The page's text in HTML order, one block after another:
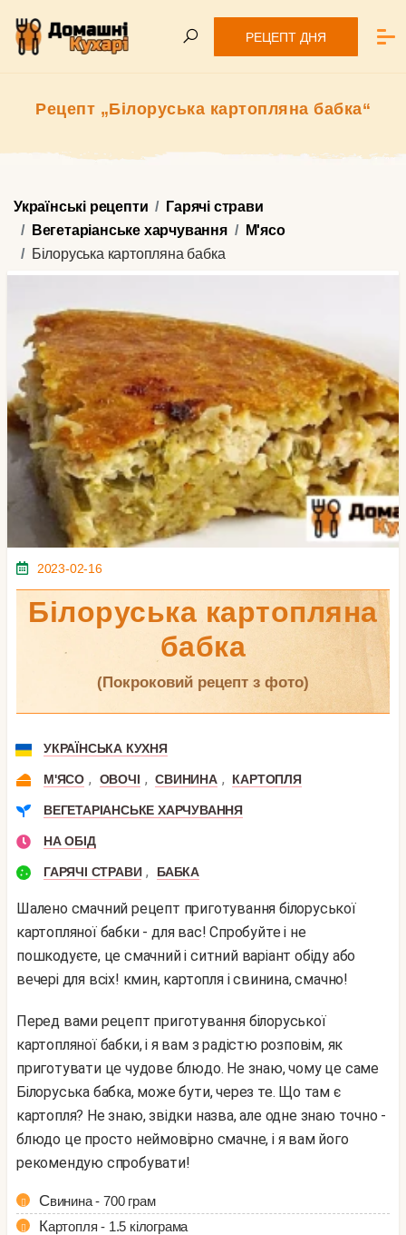
РЕЦЕПТ ДНЯ
Рецепт „Білоруська картопляна бабка“
Українські рецепти
Гарячі страви
Вегетаріанське харчування
М'ясо
Білоруська картопляна бабка
2023-02-16
Білоруська картопляна
бабка
(покроковий рецепт з фото)
УКРАЇНСЬКА КУХНЯ
М'ЯСО , ОВОЧІ , СВИНИНА , КАРТОПЛЯ
ВЕГЕТАРІАНСЬКЕ ХАРЧУВАННЯ
НА ОБІД
ГАРЯЧІ СТРАВИ , БАБКА
Шалено смачний рецепт приготування білоруської
картопляної бабки - для вас! Спробуйте і не
пошкодуєте, це смачний і ситний варіант обіду або
вечері для всіх! кмин, картопля і свинина, смачно!
Перед вами рецепт приготування білоруської
картопляної бабки, і я вам з радістю розповім, як
приготувати це чудове блюдо. Не знаю, чому це саме
Білоруська бабка, може бути, через те. Що там є
картопля? Не знаю, звідки назва, але одне знаю точно -
блюдо це просто неймовірно смачне, і я вам його
рекомендую спробувати!
Свинина - 700 грам
Картопля - 1.5 кілограма